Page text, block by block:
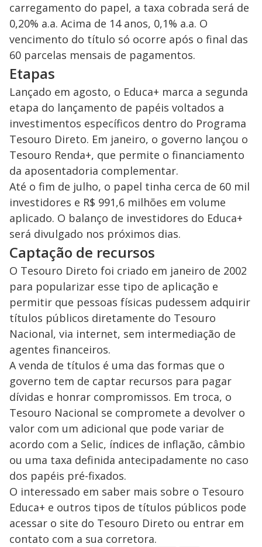
carregamento do papel, a taxa cobrada será de
0,20% a.a. Acima de 14 anos, 0,1% a.a. O
vencimento do título só ocorre após o final das
60 parcelas mensais de pagamentos.
Etapas
Lançado em agosto, o Educa+ marca a segunda
etapa do lançamento de papéis voltados a
investimentos específicos dentro do Programa
Tesouro Direto. Em janeiro, o governo lançou o
Tesouro Renda+, que permite o financiamento
da aposentadoria complementar.
Até o fim de julho, o papel tinha cerca de 60 mil
investidores e R$ 991,6 milhões em volume
aplicado. O balanço de investidores do Educa+
será divulgado nos próximos dias.
Captação de recursos
O Tesouro Direto foi criado em janeiro de 2002
para popularizar esse tipo de aplicação e
permitir que pessoas físicas pudessem adquirir
títulos públicos diretamente do Tesouro
Nacional, via internet, sem intermediação de
agentes financeiros.
A venda de títulos é uma das formas que o
governo tem de captar recursos para pagar
dívidas e honrar compromissos. Em troca, o
Tesouro Nacional se compromete a devolver o
valor com um adicional que pode variar de
acordo com a Selic, índices de inflação, câmbio
ou uma taxa definida antecipadamente no caso
dos papéis pré-fixados.
O interessado em saber mais sobre o Tesouro
Educa+ e outros tipos de títulos públicos pode
acessar o site do Tesouro Direto ou entrar em
contato com a sua corretora.